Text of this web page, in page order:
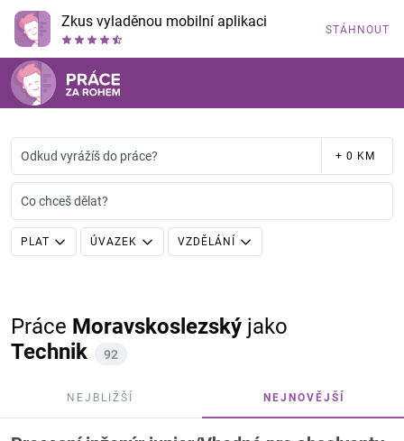
Zkus vyladěnou mobilní aplikaci STÁHNOUT
Odkud vyrážíš do práce? + 0 KM
Co chceš dělat?
PLAT ÚVAZEK VZDĚLÁNÍ
Práce Moravskoslezský jako
Technik
92
NEJBLIŽŠÍ NEJNOVĚJŠÍ